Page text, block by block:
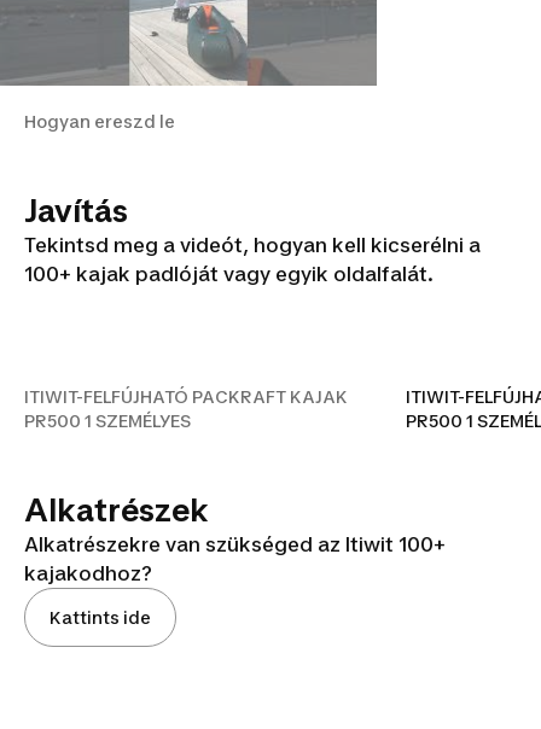
Hogyan ereszd le
Javítás
Tekintsd meg a videót, hogyan kell kicserélni a
100+ kajak padlóját vagy egyik oldalfalát.
ITIWIT-FELFÚJHATÓ
ITIWIT-FELFÚJHATÓ PACKRAFT KAJAK
PR500 1 SZEMÉLYES
ITIWIT-
PR500 1
Alkatrészek
Alkatrészekre van szükséged az Itiwit 100+
kajakodhoz?
Kattints ide